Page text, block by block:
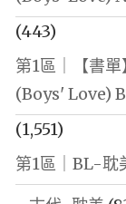
(443)
第1區｜【書
(Boys' Love)
(1,551)
第1區｜BL-耽